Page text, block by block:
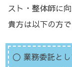
スト・整体師に
貴方は以下の方
〇 業務委託と